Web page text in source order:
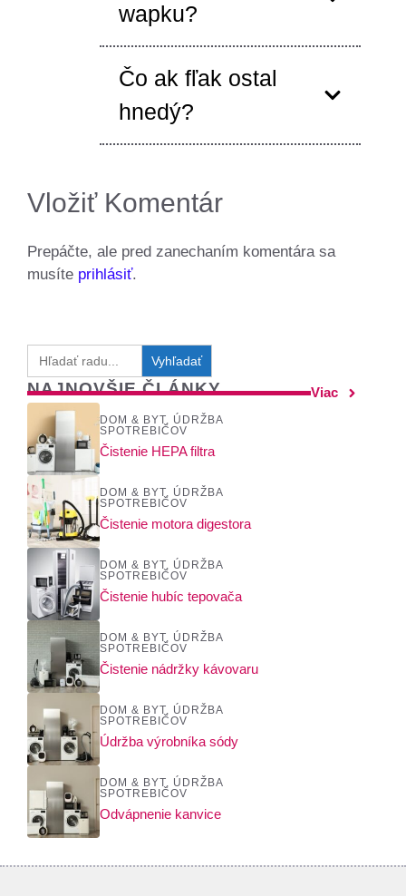
wapku?
Čo ak fľak ostal
hnedý?
Vložiť Komentár
Prepáčte, ale pred zanechaním komentára sa
musíte prihlásiť.
for:
NAJNOVŠIE ČLÁNKY Viac
DOM & BYT, ÚDRŽBA
SPOTREBIČOV
Čistenie HEPA filtra
DOM & BYT, ÚDRŽBA
SPOTREBIČOV
Čistenie motora digestora
DOM & BYT, ÚDRŽBA
SPOTREBIČOV
Čistenie hubíc tepovača
DOM & BYT, ÚDRŽBA
SPOTREBIČOV
Čistenie nádržky kávovaru
DOM & BYT, ÚDRŽBA
SPOTREBIČOV
Údržba výrobníka sódy
DOM & BYT, ÚDRŽBA
SPOTREBIČOV
Odvápnenie kanvice